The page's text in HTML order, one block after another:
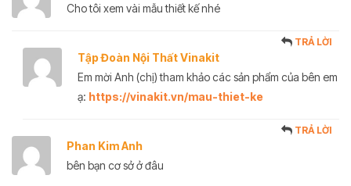
Cho tôi xem vài mẫu thiết kế nhé
Tập Đoàn Nội Thất Vinakit
TRẢ LỜI
Em mời Anh (chị) tham khảo các sản phẩm của bên em
ạ: https://vinakit.vn/mau-thiet-ke
Phan Kim Anh
TRẢ LỜI
bên bạn cơ sở ở đâu